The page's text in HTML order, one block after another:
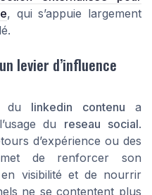
, qui s’appuie largement
levier d’influence
du linkedin contenu a
du reseau social.
d’expérience ou des
de renforcer son
visibilité et de nourrir
ne se contentent plus